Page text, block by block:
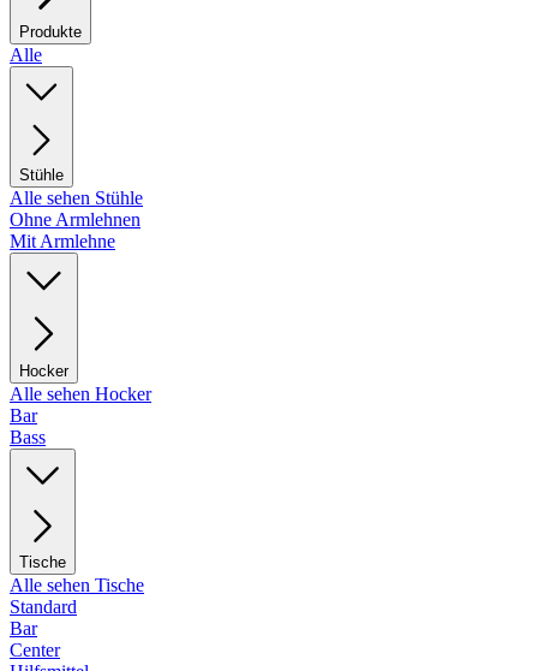
Produkte
Alle
Stühle
Alle sehen Stühle
Ohne Armlehnen
Mit Armlehne
Hocker
Alle sehen Hocker
Bar
Bass
Tische
Alle sehen Tische
Standard
Bar
Center